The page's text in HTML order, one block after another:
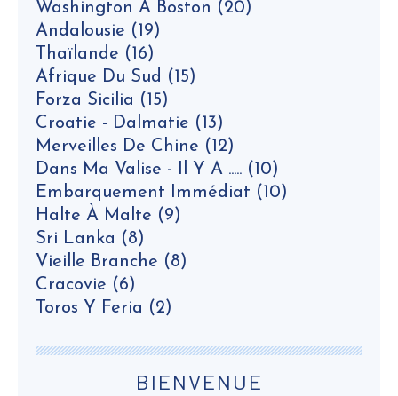
Washington À Boston (20)
Andalousie (19)
Thaïlande (16)
Afrique Du Sud (15)
Forza Sicilia (15)
Croatie - Dalmatie (13)
Merveilles De Chine (12)
Dans Ma Valise - Il Y A ..... (10)
Embarquement Immédiat (10)
Halte À Malte (9)
Sri Lanka (8)
Vieille Branche (8)
Cracovie (6)
Toros Y Feria (2)
BIENVENUE